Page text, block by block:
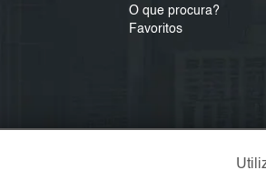
O que procura?
Favoritos